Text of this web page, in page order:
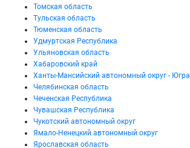
Томская область
Тульская область
Тюменская область
Удмуртская Республика
Ульяновская область
Хабаровский край
Ханты-Мансийский автономный округ - Югра
Челябинская область
Чеченская Республика
Чувашская Республика
Чукотский автономный округ
Ямало-Ненецкий автономный округ
Ярославская область